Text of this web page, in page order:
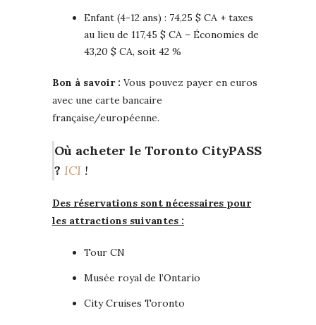
Enfant (4-12 ans) : 74,25 $ CA + taxes
au lieu de 117,45 $ CA – Économies de
43,20 $ CA, soit 42 %
Bon à savoir : Vous pouvez payer en euros
avec une carte bancaire
française/européenne.
Où acheter le Toronto CityPASS
? ICI !
Des réservations sont nécessaires pour
les attractions suivantes :
Tour CN
Musée royal de l’Ontario
City Cruises Toronto